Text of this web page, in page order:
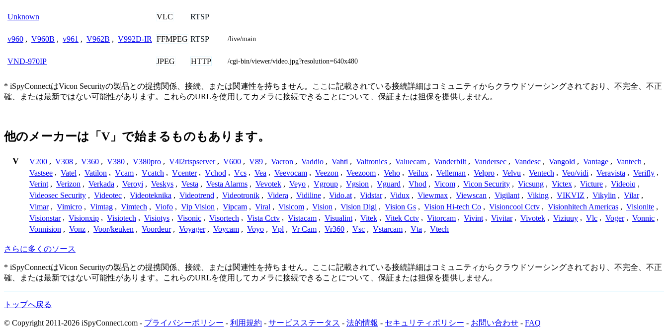
Unknown VLC RTSP
v960 , V960B , v961 , V962B , V992D-IR FFMPEG RTSP /live/main
VND-970IP JPEG HTTP /cgi-bin/viewer/video.jpg?resolution=640x480
* iSpyConnectはVicon Securityの製品との提携関係、接続、または関連性を持ちません。ここに記載されている接続詳細はコミュニティからクラウドソーシングされており、不完全、不正
確、または最新ではない可能性があります。これらのURLを使用してカメラに接続できることについて、保証または担保を提供しません。
他のメーカーは「V」で始まるものもあります。
V V200 , V308 , V360 , V380 , V380pro , V4l2rtspserver , V600 , V89 , Vacron , Vaddio , Vahti , Valtronics , Valuecam , Vanderbilt , Vandersec , Vandesc , Vangold , Vantage , Vantech ,
Vastsee , Vatel , Vatilon , Vcam , Vcatch , Vcenter , Vchod , Vcs , Vea , Veevocam , Veezon , Veezoom , Veho , Veilux , Velleman , Velpro , Velvu , Ventech , Veo/vidi , Veravista , Verifly ,
Verint , Verizon , Verkada , Veroyi , Veskys , Vesta , Vesta Alarms , Vevotek , Veyo , Vgroup , Vgsion , Vguard , Vhod , Vicom , Vicon Security , Vicsung , Victex , Victure , Videoiq ,
Videosec Security , Videotec , Videoteknika , Videotrend , Videotronik , Videra , Vidiline , Vido.at , Vidstar , Vidux , Viewmax , Viewscan , Vigilant , Viking , VIKVIZ , Vikylin , Vilar ,
Vimar , Vimicro , Vimtag , Vimtech , Viofo , Vip Vision , Vipcam , Viral , Visicom , Vision , Vision Digi , Vision Gs , Vision Hi-tech Co , Visioncool Cctv , Visionhitech Americas , Visionite ,
Visionstar , Visionxip , Visiotech , Visiotys , Visonic , Visortech , Vista Cctv , Vistacam , Visualint , Vitek , Vitek Cctv , Vitorcam , Vivint , Vivitar , Vivotek , Viziuuy , Vlc , Voger , Vonnic ,
Vonnision , Vonz , Voor/keuken , Voordeur , Voyager , Voycam , Voyo , Vpl , Vr Cam , Vr360 , Vsc , Vstarcam , Vta , Vtech
さらに多くのソース
* iSpyConnectはVicon Securityの製品との提携関係、接続、または関連性を持ちません。ここに記載されている接続詳細はコミュニティからクラウドソーシングされており、不完全、不正
確、または最新ではない可能性があります。これらのURLを使用してカメラに接続できることについて、保証または担保を提供しません。
トップへ戻る
© Copyright 2011-2026 iSpyConnect.com - プライバシーポリシー - 利用規約 - サービスステータス - 法的情報 - セキュリティポリシー - お問い合わせ - FAQ